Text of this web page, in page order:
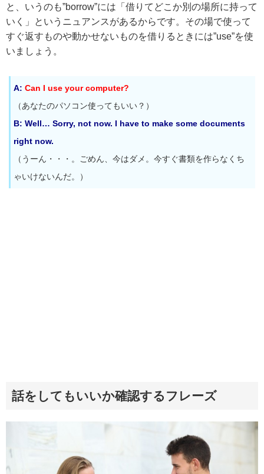
と、いうのも”borrow”には「借りてどこか別の場所に持って
いく」というニュアンスがあるからです。その場で使って
すぐ返すものや動かせないものを借りるときには”use”を使
いましょう。
A: Can I use your computer?
（あなたのパソコン使ってもいい？）
B: Well… Sorry, not now. I have to make some documents
right now.
（うーん・・・。ごめん、今はダメ。今すぐ書類を作らなくち
ゃいけないんだ。）
話をしてもいいか確認するフレーズ